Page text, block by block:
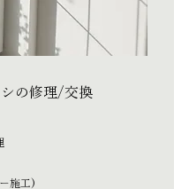
の修理/交換
施工)